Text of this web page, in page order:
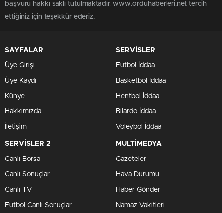
başvuru hakkı saklı tutulmaktadır. www.orduhaberleri.net tercih
ettiğiniz için teşekkür ederiz.
SAYFALAR
Üye Girişi
Üye Kaydı
Künye
Hakkımızda
İletişim
SERVİSLER
Futbol İddaa
Basketbol İddaa
Hentbol İddaa
Bilardo İddaa
Voleybol İddaa
SERVİSLER 2
Canlı Borsa
Canlı Sonuçlar
Canlı TV
Futbol Canlı Sonuçlar
MULTİMEDYA
Gazeteler
Hava Durumu
Haber Gönder
Namaz Vakitleri